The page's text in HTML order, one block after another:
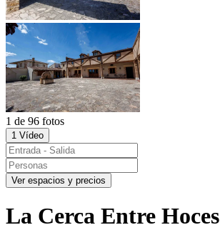
1 de 96 fotos
1 Vídeo
Ver espacios y precios
La Cerca Entre Hoces